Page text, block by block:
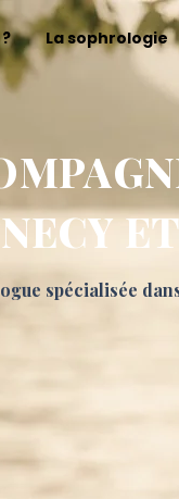
La sophrologie
spécialisée